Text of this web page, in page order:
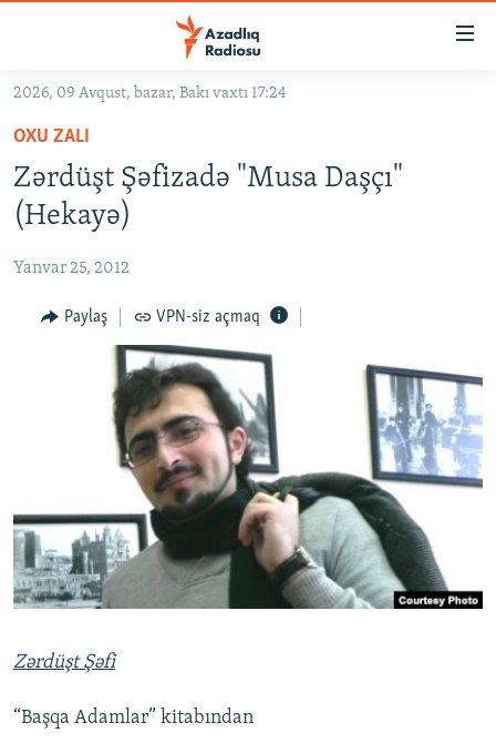
Əsas
qayıt
Əsas
naviqasiyaya
qayıt
#İZAHLA
KORRUPSIOMETR
#ƏSLINDƏ
FƏRQƏ BAX
QANUNI DOĞRU
MULTIMEDIA
FOTOQALEREYA
İNFOQRAFIKA
KARIKATURA
RADIO ARXIV
AZƏRBAYCAN ƏDƏBIYYATI KITABXANASI
İSLAM VƏ DEMOKRATIYA
İZ - MƏDƏNIYYƏT PROQRAMI
HAQQIMIZDA
MISSIYAMIZ
PEŞƏ ETIKASI VƏ JURNALISTIKA STANDARTLARIMIZ
MATERIALLARIMIZDAN ISTIFADƏ
BIZIMLƏ ƏLAQƏ
XƏBƏR BÜLLETENLƏRIMIZ
BIZI IZLƏ
2026, 09 Avqust, bazar, Bakı vaxtı 17:24
OXU ZALI
Zərdüşt Şəfizadə "Musa Daşçı"
(Hekayə)
Yanvar 25, 2012
Paylaş VPN-siz açmaq
Zərdüşt Şəfi
“Başqa Adamlar” kitabından